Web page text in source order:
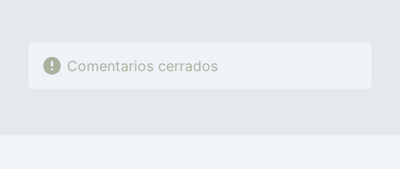
Comentarios cerrados